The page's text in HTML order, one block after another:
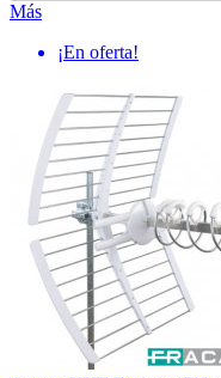
Más
¡En oferta!